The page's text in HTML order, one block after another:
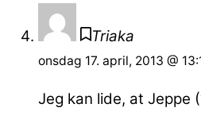
Triaka
onsdag 17. april, 2013 @
Jeg kan lide, at Jeppe